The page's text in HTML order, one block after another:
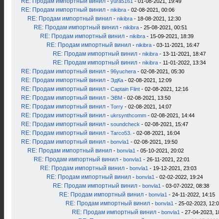
RE: Продам импортный винил - nikibra - 02-08-2021, 00:06
RE: Продам импортный винил - nikibra - 18-08-2021, 12:30
RE: Продам импортный винил - nikibra - 25-08-2021, 00:51
RE: Продам импортный винил - nikibra - 15-09-2021, 18:39
RE: Продам импортный винил - nikibra - 03-11-2021, 16:47
RE: Продам импортный винил - nikibra - 13-11-2021, 18:47
RE: Продам импортный винил - nikibra - 11-01-2022, 13:34
RE: Продам импортный винил - 96yuchera - 02-08-2021, 05:30
RE: Продам импортный винил - ЭдКа - 02-08-2021, 12:09
RE: Продам импортный винил - Captain Flint - 02-08-2021, 12:16
RE: Продам импортный винил - ЭВМ - 02-08-2021, 13:50
RE: Продам импортный винил - Torry - 02-08-2021, 14:07
RE: Продам импортный винил - ukrsynthcomm - 02-08-2021, 14:44
RE: Продам импортный винил - soundcheck - 02-08-2021, 15:47
RE: Продам импортный винил - Tarco53. - 02-08-2021, 16:04
RE: Продам импортный винил - bonvla1 - 02-08-2021, 19:50
RE: Продам импортный винил - bonvla1 - 05-10-2021, 20:02
RE: Продам импортный винил - bonvla1 - 26-11-2021, 22:01
RE: Продам импортный винил - bonvla1 - 19-12-2021, 23:03
RE: Продам импортный винил - bonvla1 - 02-02-2022, 19:24
RE: Продам импортный винил - bonvla1 - 03-07-2022, 08:38
RE: Продам импортный винил - bonvla1 - 24-11-2022, 14:15
RE: Продам импортный винил - bonvla1 - 25-02-2023,
RE: Продам импортный винил - bonvla1 - 27-04-2023,